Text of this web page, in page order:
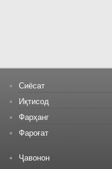
Сиёсат
Иқтисод
Фарҳанг
Фароғат
Ҷавонон